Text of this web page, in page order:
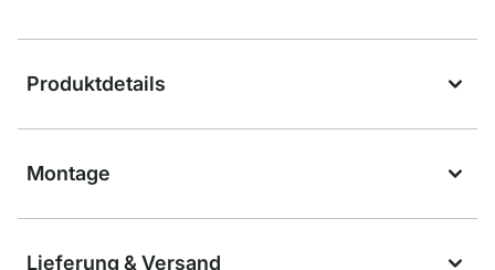
Produktdetails
Montage
Lieferung & Versand